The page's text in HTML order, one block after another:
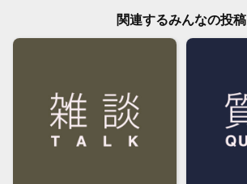
関連するみんなの投稿